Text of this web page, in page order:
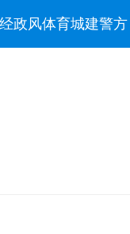
政风体育城建警方